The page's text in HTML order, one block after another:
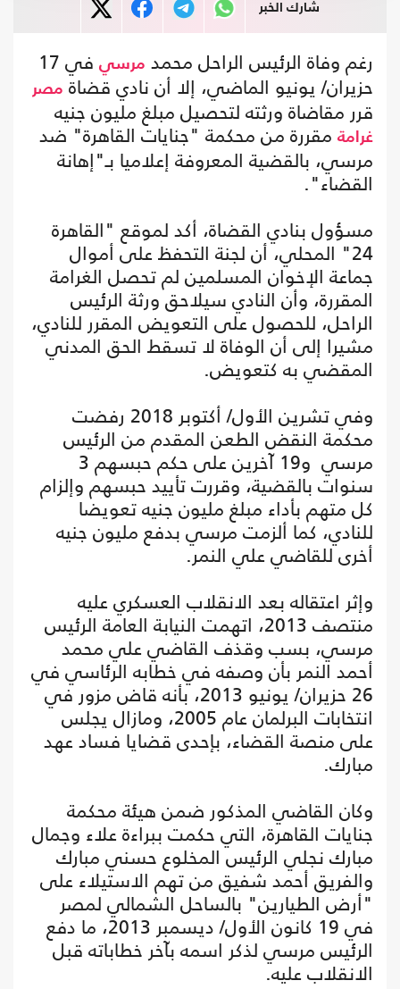
شارك الخبر
رغم وفاة الرئيس الراحل محمد مرسي
في 17
حزيران/ يونيو الماضي، إلا أن نادي قضاة مصر
قرر مقاضاة ورثته لتحصيل مبلغ مليون جنيه
غرامة مقررة من محكمة "جنايات القاهرة" ضد
مرسي، بالقضية المعروفة إعلاميا بـ"إهانة
القضاء".
مسؤول بنادي القضاة، أكد لموقع "القاهرة
24" المحلي، أن لجنة التحفظ على أموال
جماعة الإخوان المسلمين لم تحصل الغرامة
المقررة، وأن النادي سيلاحق ورثة الرئيس
الراحل، للحصول على التعويض المقرر للنادي،
مشيرا إلى أن الوفاة لا تسقط الحق المدني
المقضي به كتعويض.
وفي تشرين الأول/ أكتوبر 2018 رفضت
محكمة النقض الطعن المقدم من الرئيس
مرسي و19 آخرين على حكم حبسهم 3
سنوات بالقضية، وقررت تأييد حبسهم وإلزام
كل متهم بأداء مبلغ مليون جنيه تعويضا
للنادي، كما ألزمت مرسي بدفع مليون جنيه
أخرى للقاضي علي النمر.
وإثر اعتقاله بعد الانقلاب العسكري عليه
منتصف 2013، اتهمت النيابة العامة الرئيس
مرسي، بسب وقذف القاضي علي محمد
أحمد النمر بأن وصفه في خطابه الرئاسي في
26 حزيران/ يونيو 2013، بأنه قاض مزور في
انتخابات البرلمان عام 2005، ومازال يجلس
على منصة القضاء، بإحدى قضايا فساد عهد
مبارك.
وكان القاضي المذكور ضمن هيئة محكمة
جنايات القاهرة، التي حكمت ببراءة علاء وجمال
مبارك نجلي الرئيس المخلوع حسني مبارك
والفريق أحمد شفيق من تهم الاستيلاء على
"أرض الطيارين" بالساحل الشمالي لمصر
في 19 كانون الأول/ ديسمبر 2013، ما دفع
الرئيس مرسي لذكر اسمه بآخر خطاباته قبل
الانقلاب عليه.